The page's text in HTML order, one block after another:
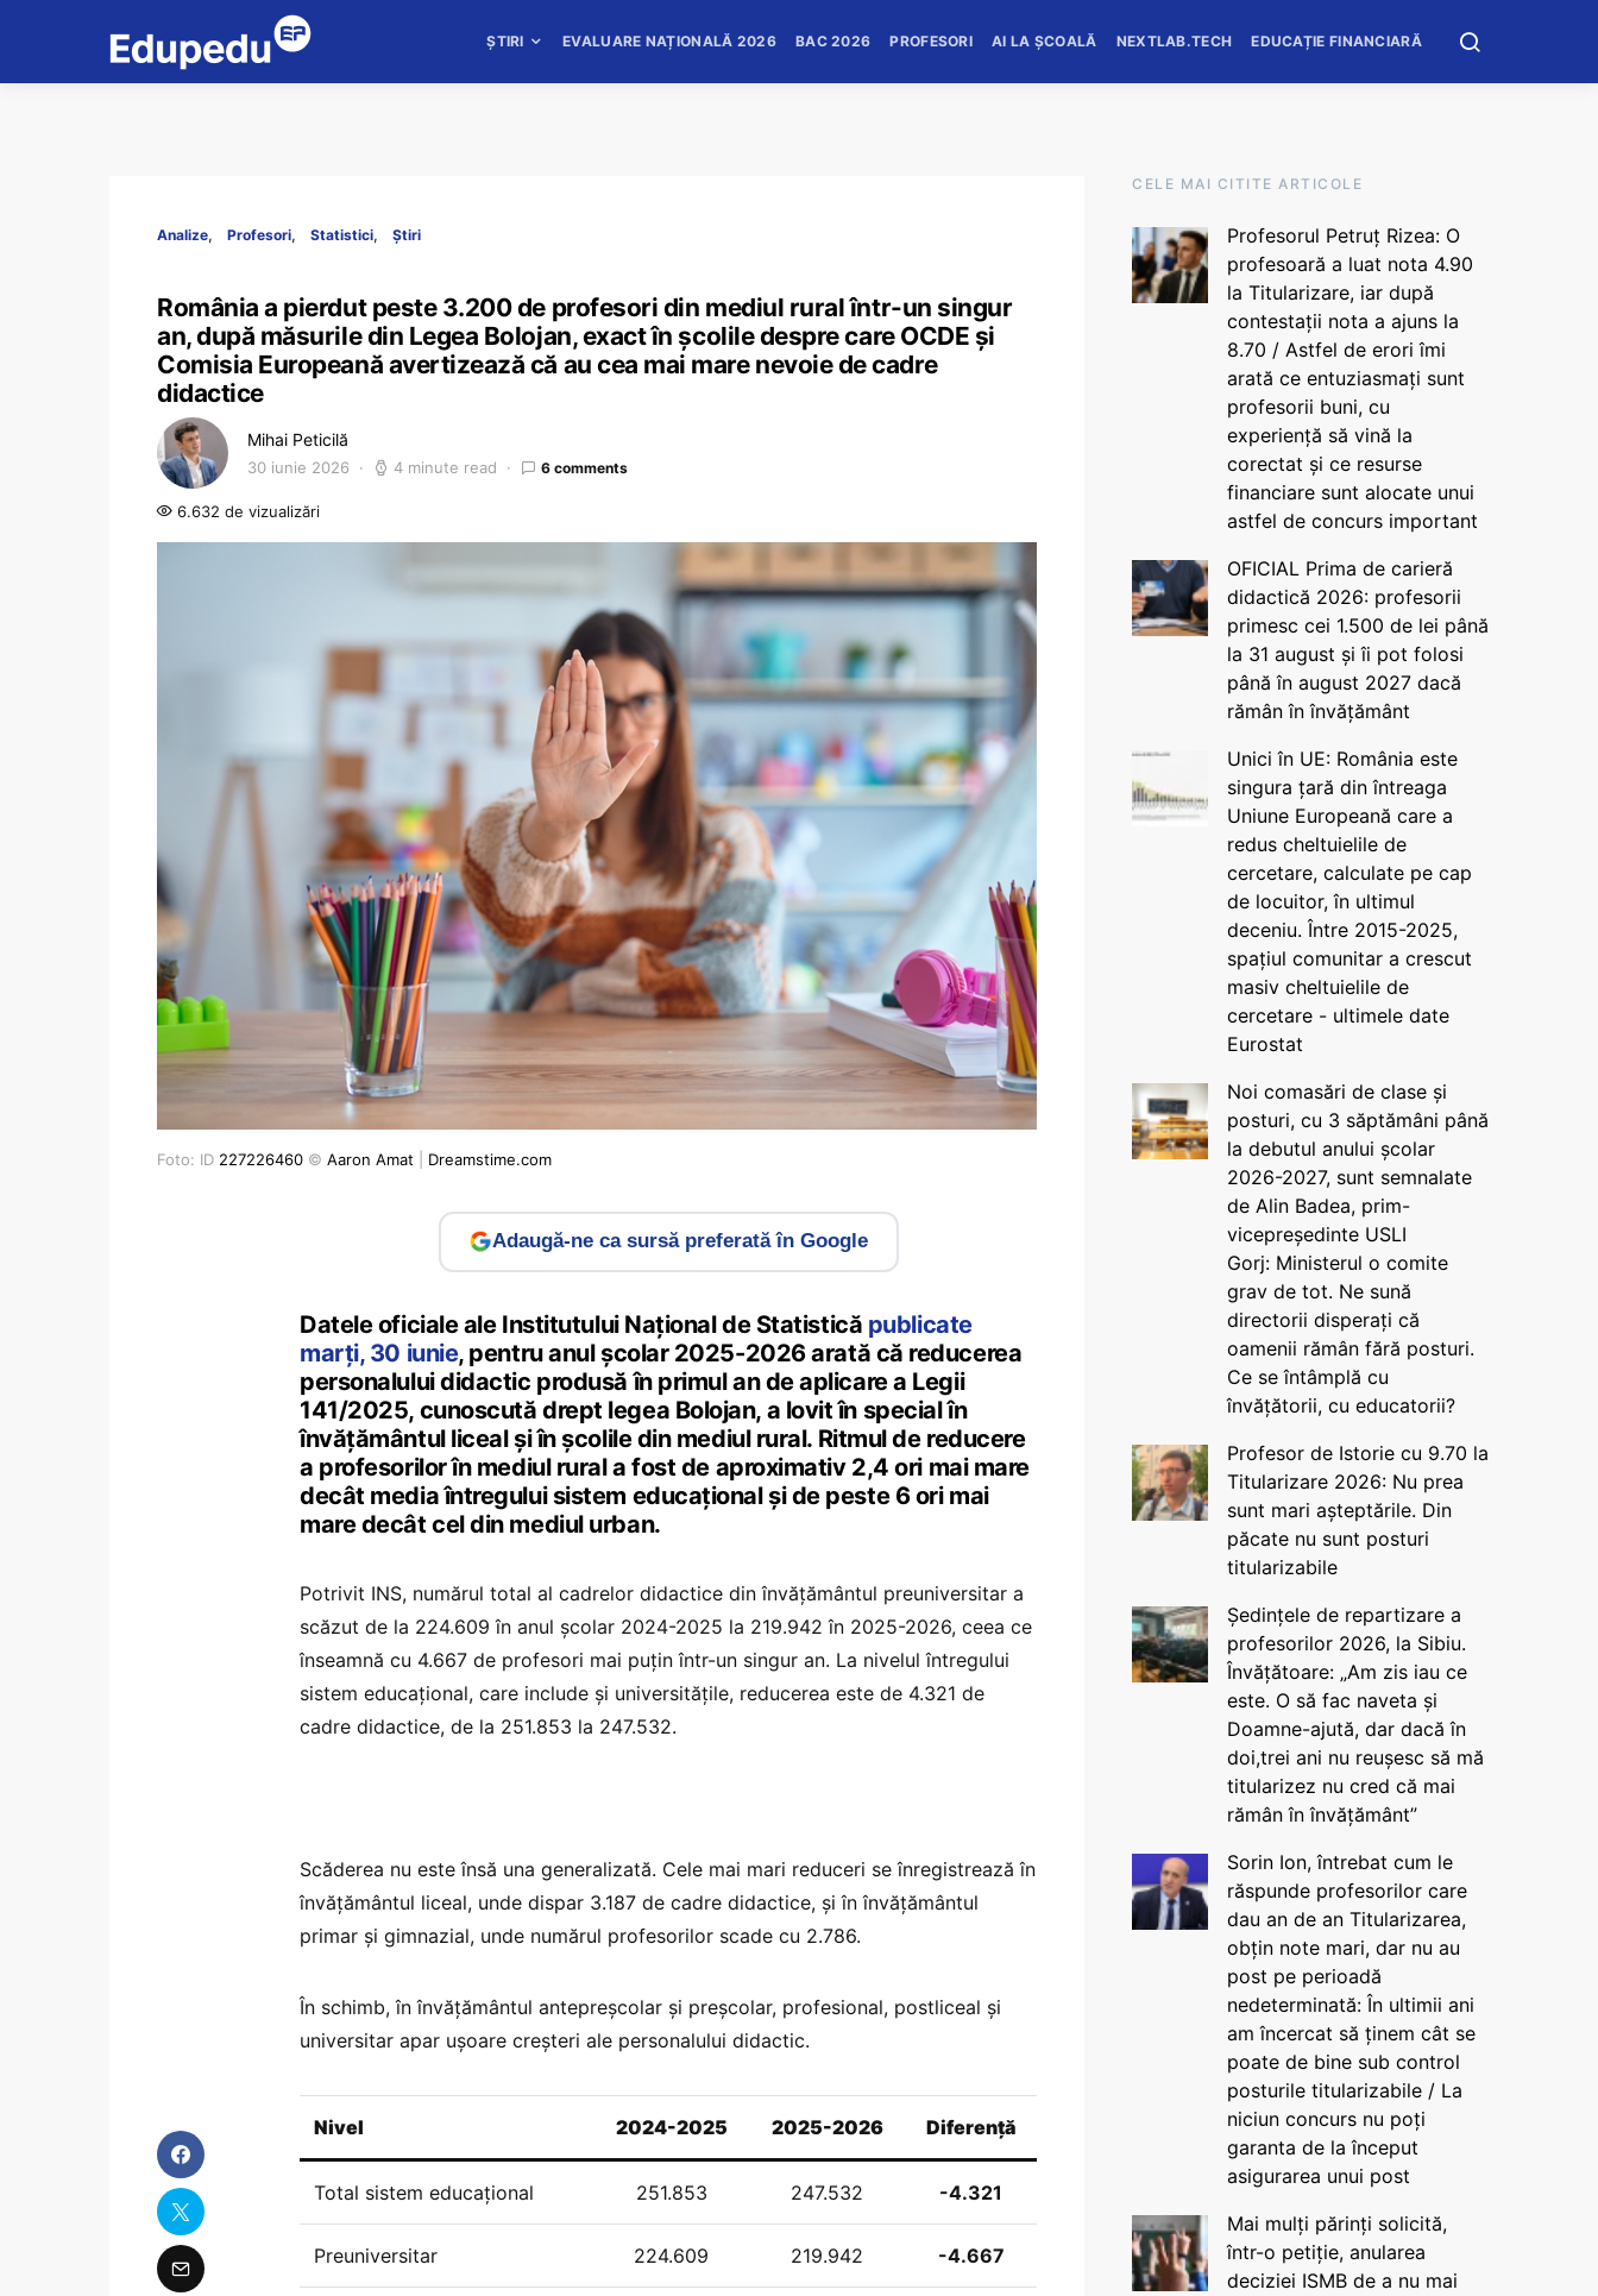
ȘTIRI EVALUARE NAȚIONALĂ 2026 BAC 2026 PROFESORI AI LA ȘCOALĂ NEXTLAB.TECH EDUCAȚIE FINANCIARĂ
Analize Profesori Statistici Știri
România a pierdut peste 3.200 de profesori din mediul rural într-un singur
an, după măsurile din Legea Bolojan, exact în școlile despre care OCDE și
Comisia Europeană avertizează că au cea mai mare nevoie de cadre
didactice
Mihai Peticilă
30 iunie 2026 4 minute read 6 comments
6.632 de vizualizări
Foto: ID 227226460 © Aaron Amat Dreamstime.com
Adaugă-ne ca sursă preferată în Google
Datele oficiale ale Institutului Național de Statistică publicate
marți, 30 iunie, pentru anul școlar 2025-2026 arată că reducerea
personalului didactic produsă în primul an de aplicare a Legii
141/2025, cunoscută drept legea Bolojan, a lovit în special în
învățământul liceal și în școlile din mediul rural. Ritmul de reducere
a profesorilor în mediul rural a fost de aproximativ 2,4 ori mai mare
decât media întregului sistem educațional și de peste 6 ori mai
mare decât cel din mediul urban.
Potrivit INS, numărul total al cadrelor didactice din învățământul preuniversitar a
scăzut de la 224.609 în anul școlar 2024-2025 la 219.942 în 2025-2026, ceea ce
înseamnă cu 4.667 de profesori mai puțin într-un singur an. La nivelul întregului
sistem educațional, care include și universitățile, reducerea este de 4.321 de
cadre didactice, de la 251.853 la 247.532.
Scăderea nu este însă una generalizată. Cele mai mari reduceri se înregistrează în
învățământul liceal, unde dispar 3.187 de cadre didactice, și în învățământul
primar și gimnazial, unde numărul profesorilor scade cu 2.786.
În schimb, în învățământul antepreșcolar și preșcolar, profesional, postliceal și
universitar apar ușoare creșteri ale personalului didactic.
Nivel 2024-2025 2025-2026 Diferență
Total sistem educațional 251.853 247.532 -4.321
Preuniversitar 224.609 219.942 -4.667
CELE MAI CITITE ARTICOLE
Profesorul Petruț Rizea: O
profesoară a luat nota 4.90
la Titularizare, iar după
contestații nota a ajuns la
8.70 / Astfel de erori îmi
arată ce entuziasmați sunt
profesorii buni, cu
experiență să vină la
corectat și ce resurse
financiare sunt alocate unui
astfel de concurs important
OFICIAL Prima de carieră
didactică 2026: profesorii
primesc cei 1.500 de lei până
la 31 august și îi pot folosi
până în august 2027 dacă
rămân în învățământ
Unici în UE: România este
singura țară din întreaga
Uniune Europeană care a
redus cheltuielile de
cercetare, calculate pe cap
de locuitor, în ultimul
deceniu. Între 2015-2025,
spațiul comunitar a crescut
masiv cheltuielile de
cercetare - ultimele date
Eurostat
Noi comasări de clase și
posturi, cu 3 săptămâni până
la debutul anului școlar
2026-2027, sunt semnalate
de Alin Badea, prim-
vicepreședinte USLI
Gorj: Ministerul o comite
grav de tot. Ne sună
directorii disperați că
oamenii rămân fără posturi.
Ce se întâmplă cu
învățătorii, cu educatorii?
Profesor de Istorie cu 9.70 la
Titularizare 2026: Nu prea
sunt mari așteptările. Din
păcate nu sunt posturi
titularizabile
Ședințele de repartizare a
profesorilor 2026, la Sibiu.
Învățătoare: „Am zis iau ce
este. O să fac naveta și
Doamne-ajută, dar dacă în
doi,trei ani nu reușesc să mă
titularizez nu cred că mai
rămân în învățământ”
Sorin Ion, întrebat cum le
răspunde profesorilor care
dau an de an Titularizarea,
obțin note mari, dar nu au
post pe perioadă
nedeterminată: În ultimii ani
am încercat să ținem cât se
poate de bine sub control
posturile titularizabile / La
niciun concurs nu poți
garanta de la început
asigurarea unui post
Mai mulți părinți solicită,
într-o petiție, anularea
deciziei ISMB de a nu mai